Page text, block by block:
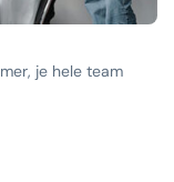
je hele team